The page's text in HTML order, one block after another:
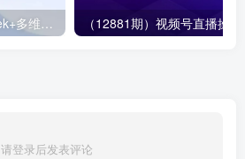
（14280期）Deepseek+多维表格，银行营销新利器，深度解析应用策略，提升营销效果
请登录后发表评论